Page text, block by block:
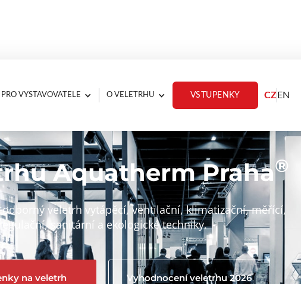
PRO VYSTAVOVATELE O VELETRHU VSTUPENKY CZEN
Aquatherm Praha®
veletrh vytápěcí, ventilační, klimatizační, měřící,
regulační, sanitární a ekologické techniky.
na veletrh Vyhodnocení veletrhu 2026